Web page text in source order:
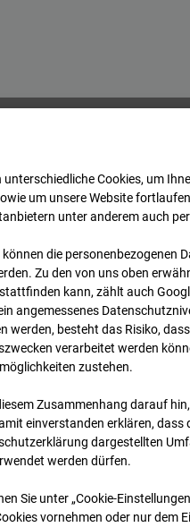
-Cam4 Archiv
unterschiedliche Cookies, um
um unsere Website
unter anderem auch
können die personenbezogenen
Zu den von uns oben
kann, zählt auch
angemessenes
werden, besteht das Risiko,
verarbeitet werden
zustehen.
Zusammenhang darauf
ein­ver­standen erklären,
dargestellten
werden dürfen.
Sie unter „Cookie-
vornehmen oder nur dem